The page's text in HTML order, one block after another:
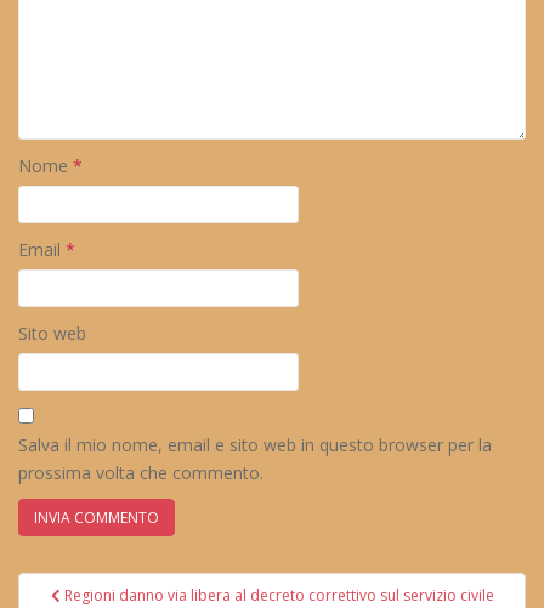
Nome *
Email *
Sito web
Salva il mio nome, email e sito web in questo browser per la
prossima volta che commento.
Navigazione
Regioni danno via libera al decreto correttivo sul servizio civile